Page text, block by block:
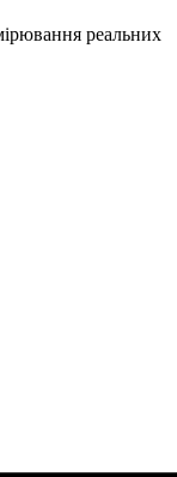
реальних